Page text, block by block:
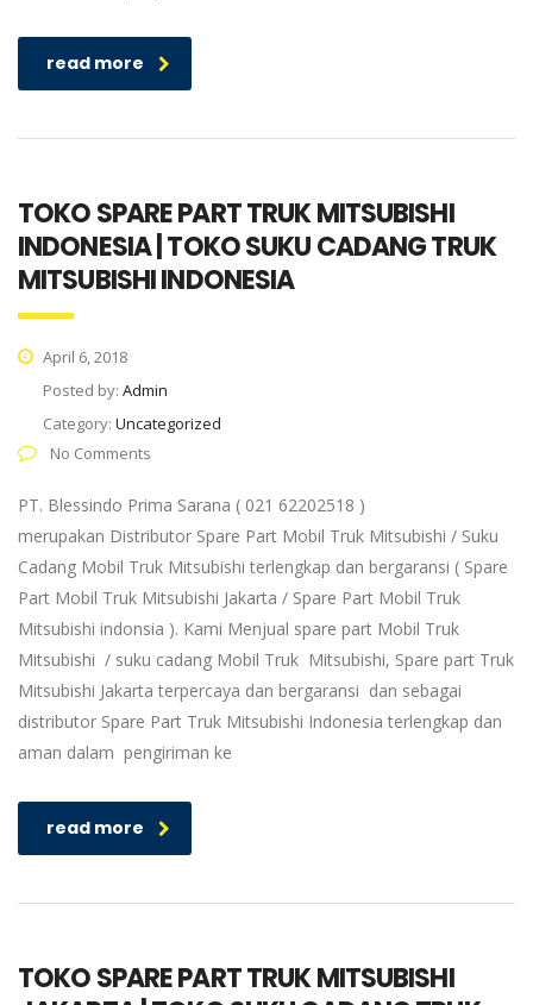
read more
TOKO SPARE PART TRUK MITSUBISHI
INDONESIA | TOKO SUKU CADANG TRUK
MITSUBISHI INDONESIA
April 6, 2018
Posted by: Admin
Category: Uncategorized
No Comments
PT. Blessindo Prima Sarana ( 021 62202518 )
merupakan Distributor Spare Part Mobil Truk Mitsubishi / Suku
Cadang Mobil Truk Mitsubishi terlengkap dan bergaransi ( Spare
Part Mobil Truk Mitsubishi Jakarta / Spare Part Mobil Truk
Mitsubishi indonsia ). Kami Menjual spare part Mobil Truk
Mitsubishi / suku cadang Mobil Truk Mitsubishi, Spare part Truk
Mitsubishi Jakarta terpercaya dan bergaransi dan sebagai
distributor Spare Part Truk Mitsubishi Indonesia terlengkap dan
aman dalam pengiriman ke
read more
TOKO SPARE PART TRUK MITSUBISHI